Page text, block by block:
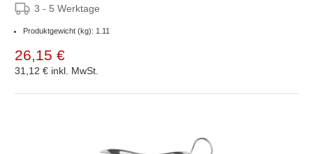
3 - 5 Werktage
Produktgewicht (kg): 1.11
26,15 €
31,12 € inkl. MwSt.